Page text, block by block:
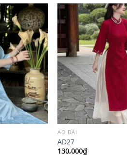
ÁO DÀI
AD27
130,000₫